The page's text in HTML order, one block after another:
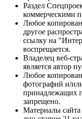
Раздел
коммерческими
Любое
другое
ссылку на
воспрещается.
Владелец веб-
является автор
Любое
фотографий и/
принадлежащих
запрещено.
Материалы сайта